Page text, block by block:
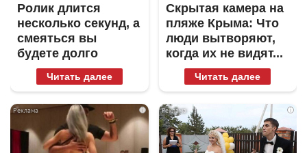
Ролик длится
несколько секунд, а
смеяться вы
будете долго
Читать далее
Скрытая камера на
пляже Крыма: Что
люди вытворяют,
когда их не видят...
Читать далее
i i